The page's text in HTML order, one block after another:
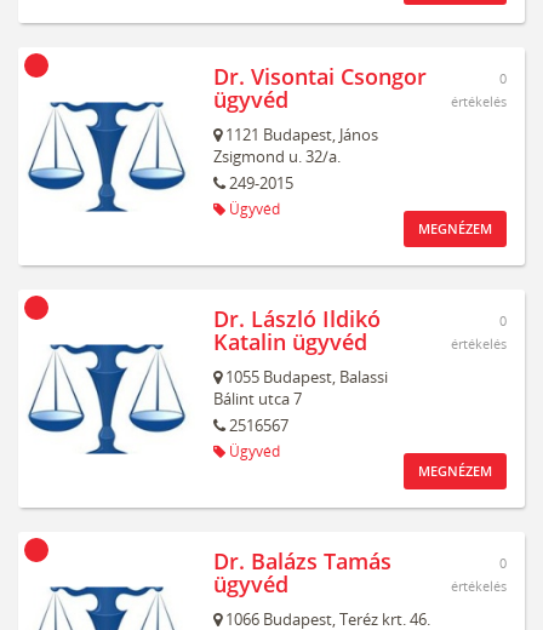
Dr. Visontai Csongor
ügyvéd
1121 Budapest, János
Zsigmond u. 32/a.
249-2015
Ügyvéd
0
értékelés
MEGNÉZEM
Dr. László Ildikó
Katalin ügyvéd
1055 Budapest, Balassi
Bálint utca 7
2516567
Ügyvéd
0
értékelés
MEGNÉZEM
Dr. Balázs Tamás
ügyvéd
1066 Budapest,Teréz krt. 46.
0
értékelés